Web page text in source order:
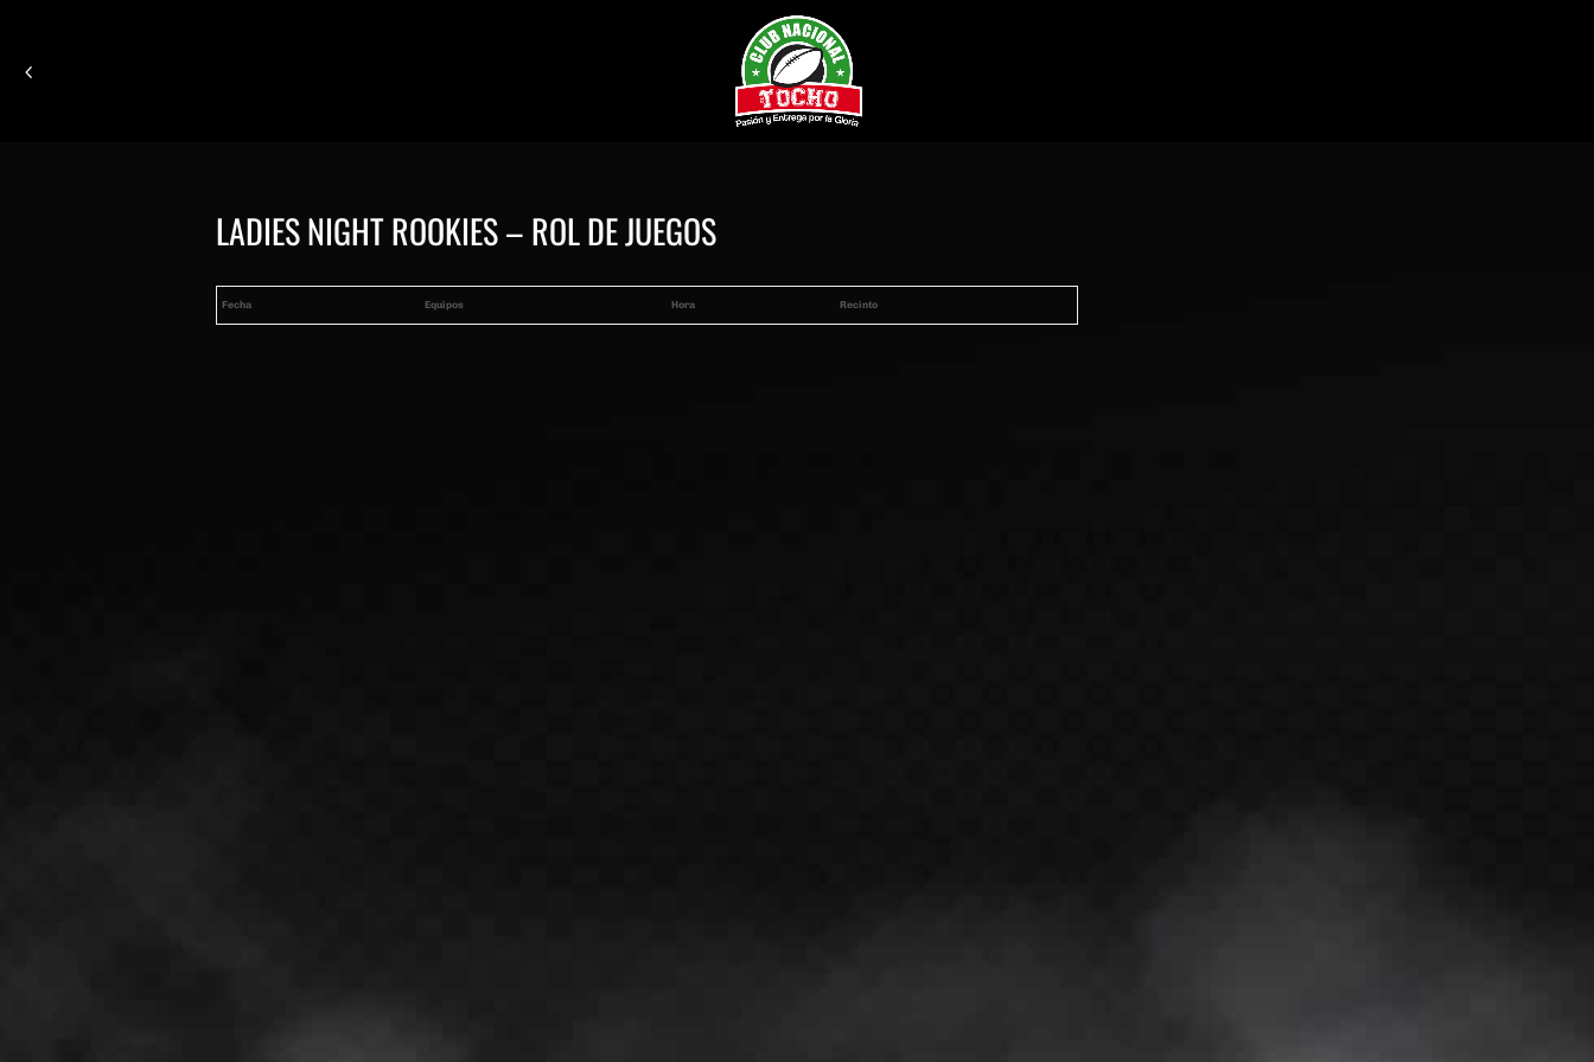
LADIES NIGHT ROOKIES – ROL DE JUEGOS
Fecha Equipos Hora Recinto